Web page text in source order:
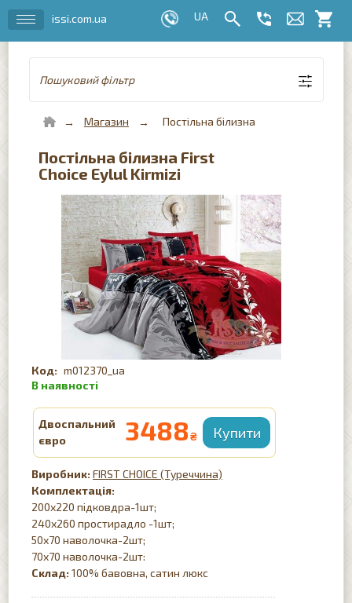
issi.com.ua
Пошуковий фільтр
Магазин Постільна білизна
Постільна білизна First
Choice Eylul Kirmizi
m012370_ua
Двоспальний
євро
3488₴
FIRST CHOICE (Туреччина)
Комплектація:
200х220 підковдра-1шт;
240х260 простирадло -1шт;
50х70 наволочка-2шт;
70х70 наволочка-2шт:
Склад: 100% бавовна, сатин люкс